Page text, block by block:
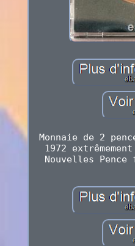
Monnaie de 2
1972
Nouvelles